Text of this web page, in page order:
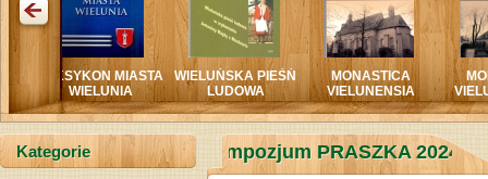
MIASTA
WIELUNIA
WIELUŃSKA PIEŚŃ
LUDOWA
MONASTICA
VIELUNENSIA
MONASTICA
VIELUNENSIA
KategorieBLISKO I DALEKO Sympozjum PRASZKA 2024